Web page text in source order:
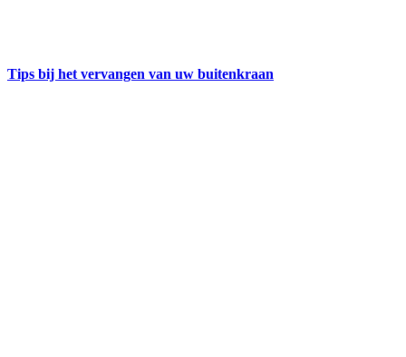
Tips bij het vervangen van uw buitenkraan